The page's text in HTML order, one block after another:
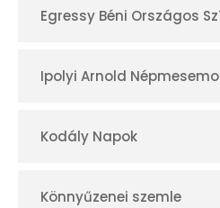
Egressy Béni Országos
Ipolyi Arnold
Kodály Napok
Könnyűzenei szemle